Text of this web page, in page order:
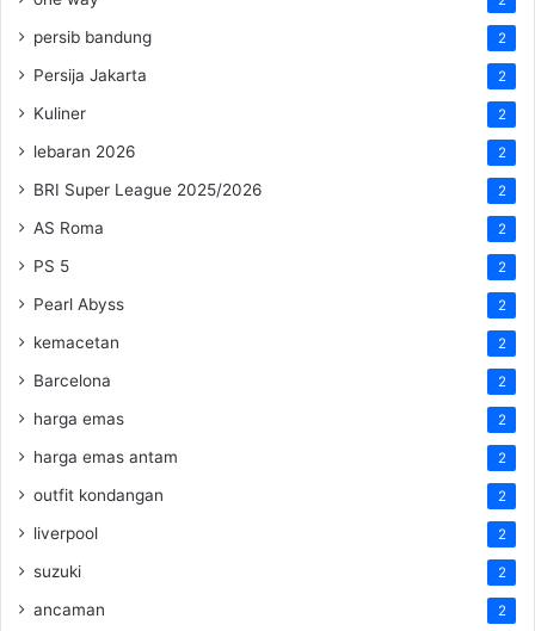
persib bandung 2
Persija Jakarta 2
Kuliner 2
lebaran 2026 2
BRI Super League 2025/2026 2
AS Roma 2
PS 5 2
Pearl Abyss 2
kemacetan 2
Barcelona 2
harga emas 2
harga emas antam 2
outfit kondangan 2
liverpool 2
suzuki 2
ancaman 2